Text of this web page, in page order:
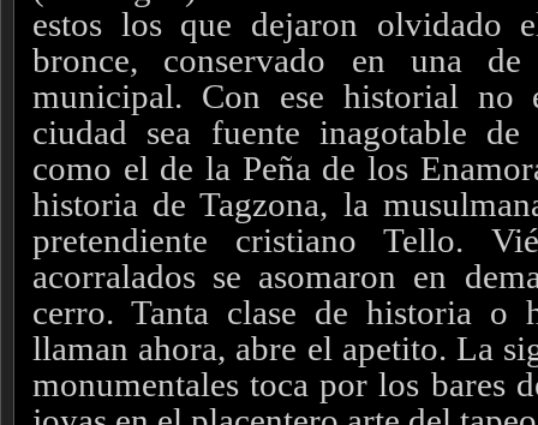
estos los que dejaron olvidado
bronce, conservado en una
municipal. Con ese historial no
ciudad sea fuente inagotable de
como el de la Peña de los
historia de Tagzona, la
pretendiente cristiano Tello.
acorralados se asomaron en
cerro. Tanta clase de historia o
llaman ahora, abre el apetito. La
monumentales toca por los bares